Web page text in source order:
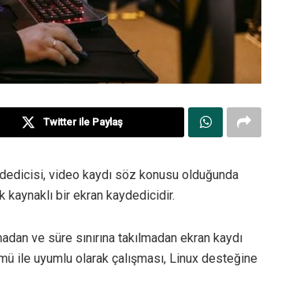
Twitter ile Paylaş
video kaydı söz konusu olduğunda
bir ekran kaydedicidir.
ve süre sınırına takılmadan ekran kaydı
ile uyumlu olarak çalışması, Linux desteğine